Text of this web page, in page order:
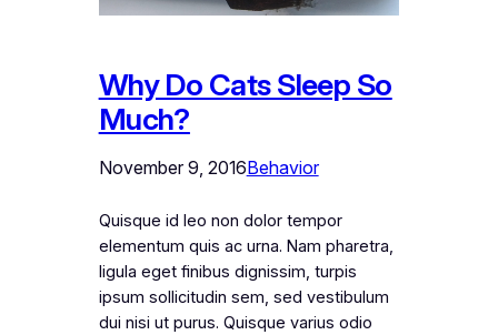
Why Do Cats Sleep So
Much?
November 9, 2016Behavior
Quisque id leo non dolor tempor
elementum quis ac urna. Nam pharetra,
ligula eget finibus dignissim, turpis
ipsum sollicitudin sem, sed vestibulum
dui nisi ut purus. Quisque varius odio